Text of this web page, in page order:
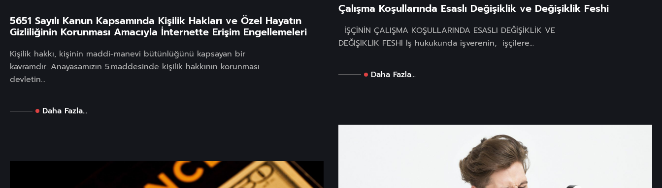
Çalışma Koşullarında Esaslı Değişiklik ve Değişiklik Feshi
İŞÇİNİN ÇALIŞMA KOŞULLARINDA ESASLI DEĞİŞİKLİK VE
DEĞİŞİKLİK FESHİ İş hukukunda işverenin, işçilere...
Daha Fazla...
5651 Sayılı Kanun Kapsamında Kişilik Hakları ve Özel Hayatın
Gizliliğinin Korunması Amacıyla İnternette Erişim Engellemeleri
Kişilik hakkı, kişinin maddi-manevi bütünlüğünü kapsayan bir
kavramdır. Anayasamızın 5.maddesinde kişilik hakkının korunması
devletin...
Daha Fazla...